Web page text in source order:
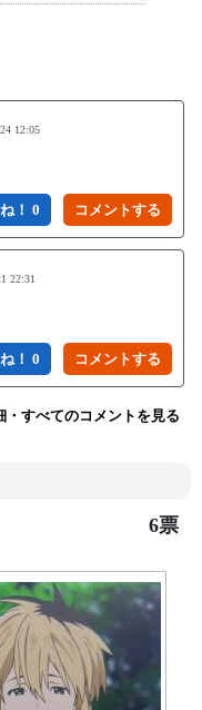
12:05
！ 0
22:31
！ 0
・すべてのコメントを見る
6票